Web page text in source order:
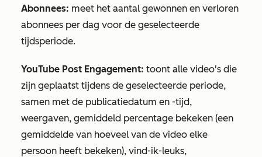
Abonnees: meet het aantal gewonnen en verloren
abonnees per dag voor de geselecteerde
tijdsperiode.
YouTube Post Engagement: toont alle video's die
zijn geplaatst tijdens de geselecteerde periode,
samen met de publicatiedatum en -tijd,
weergaven, gemiddeld percentage bekeken (een
gemiddelde van hoeveel van de video elke
persoon heeft bekeken), vind-ik-leuks,